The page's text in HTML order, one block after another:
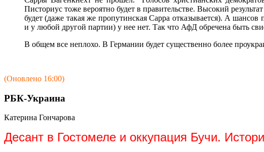
Писториус тоже вероятно будет в правительстве. Высокий
будет (даже такая же пропутинская Сарра отказывается). А
и у любой другой партии) у нее нет. Так что АфД обречена быть
В общем все неплохо. В Германии будет существенно более
(Оновлено 16:00)
РБК-Украина
Катерина Гончарова
Десант в Гостомеле и оккупация Бучи.